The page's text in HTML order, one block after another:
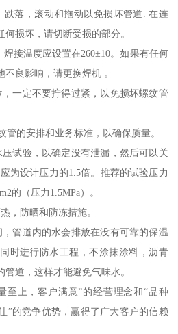
跌落，滚动和拖动以免损坏管道. 在连
损坏，请切断受损的部分。
接温度应设置在260±10。如果有任何
良影响，请更换焊机 。
一定不要拧得过紧，以免损坏螺纹管
管的安排和业务标准，以确保质量。
试验，以确定没有泄漏，然后可以关
为设计压力的1.5倍。推荐的试验压力
的（压力1.5MPa）。
，防晒和防冻措施。
管道内的水会排放在没有可靠的保温
时进行防水工程，不涂抹涂料，沥青
道，这样才能避免气味水。
至上，客户满意”的经营理念和“品种
”的竞争优势，赢得了广大客户的信赖